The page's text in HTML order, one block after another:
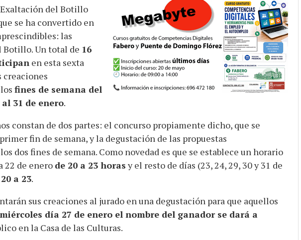
del Botillo
se ha convertido en
las
Botillo. Un total de 16
en esta sexta
creaciones
fines de semana del
al 31 de enero.
constan de dos partes: el concurso propiamente dicho, que se
fin de semana, y la degustación de las propuestas
dos fines de semana. Como novedad es que se establece un horario
22 de enero de 20 a 23 horas y el resto de días (23, 24, 29, 30 y 31 de
a 23.
sus creaciones al jurado en una degustación para que aquellos
miércoles día 27 de enero el nombre del ganador se dará a
en la Casa de las Culturas.